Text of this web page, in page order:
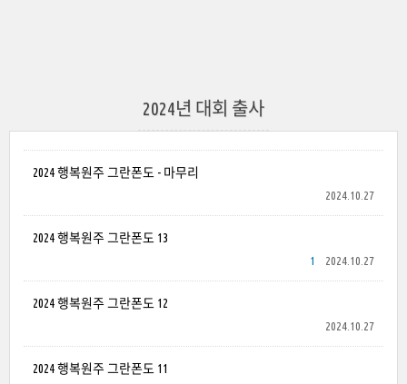
2024년 대회 출사
2024 행복원주 그란폰도 - 마무리
2024.10.27
2024 행복원주 그란폰도 13
2024.10.27
1
2024 행복원주 그란폰도 12
2024.10.27
2024 행복원주 그란폰도 11